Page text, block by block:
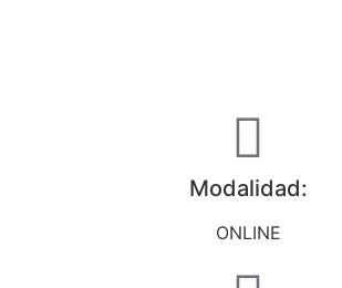
Modalidad:
ONLINE